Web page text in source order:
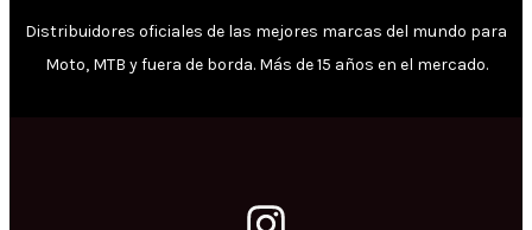
Distribuidores oficiales de las mejores marcas del mundo para
Moto, MTB y fuera de borda. Más de 15 años en el mercado.